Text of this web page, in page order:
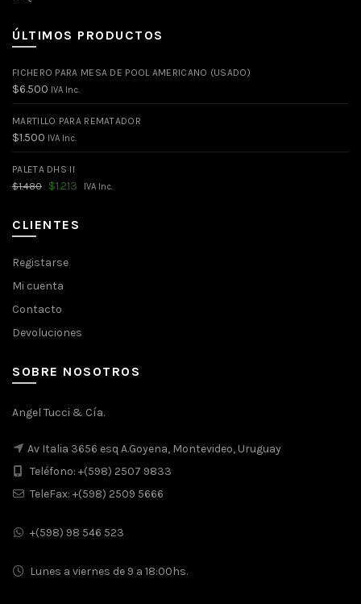
ÚLTIMOS PRODUCTOS
FICHERO PARA MESA DE POOL AMERICANO (USADO)
$6.500 IVA Inc.
MARTILLO PARA REMATADOR
$1.500 IVA Inc.
PALETA DHS II
$1.480
El
era:
$1.480.
$1.213 El
IVA Inc.
CLIENTES
Registarse
Mi cuenta
Contacto
Devoluciones
SOBRE NOSOTROS
Angel Tucci & Cía.
Av Italia 3656 esq A.Goyena, Montevideo, Uruguay
Teléfono: +(598) 2507 9833
TeleFax: +(598) 2509 5666
+(598) 98 546 523
Lunes a viernes de 9 a 18:00hs.